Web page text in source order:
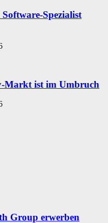
Spezialist
Markt ist im Umbruch
Group erwerben